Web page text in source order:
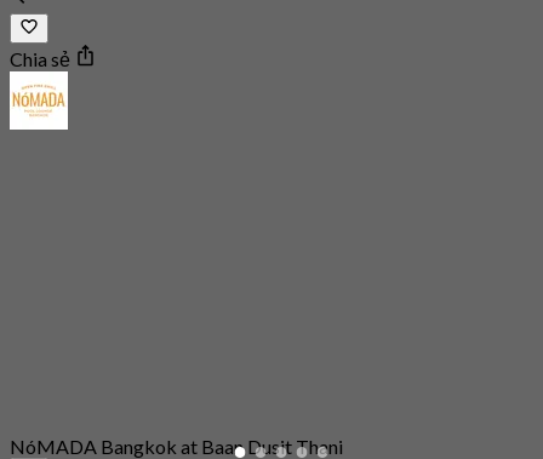
Chia sẻ
NóMADA Bangkok at Baan Dusit Thani